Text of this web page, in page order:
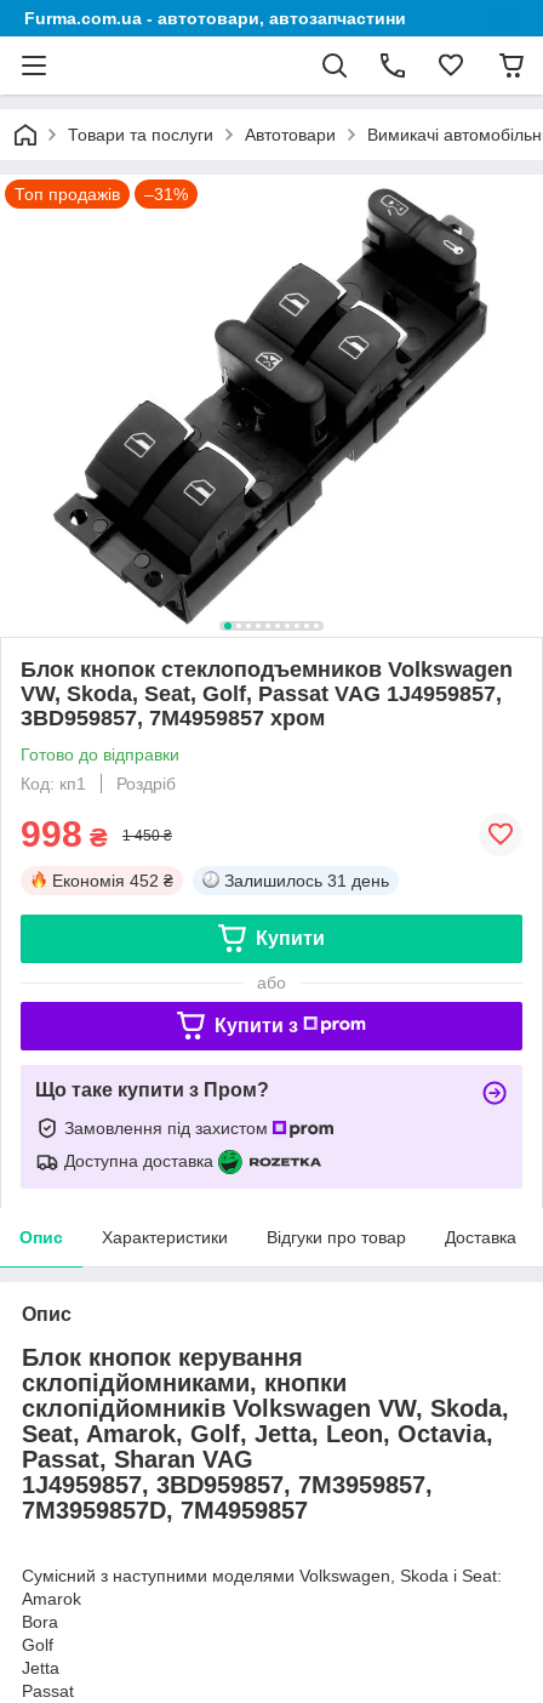
Furma.com.ua - автотовари, автозапчастини
Товари та послуги Автотовари Вимикачі
Топ продажів –31%
Блок кнопок стеклоподъемников Volkswagen
VW, Skoda, Seat, Golf, Passat VAG 1J4959857,
3BD959857, 7M4959857 хром
Готово до відправки
Код: кп1
Роздріб
998 ₴ 1 450 ₴
Економія 452 ₴ Залишилось 31 день
Купити
або
Купити з
Що таке купити з Пром?
Замовлення під захистом
Доступна доставка
Опис Характеристики Відгуки про товар Доставка
Опис
Блок кнопок керування
склопідйомниками, кнопки
склопідйомників Volkswagen VW, Skoda,
Seat, Amarok, Golf, Jetta, Leon, Octavia,
Passat, Sharan VAG
1J4959857, 3BD959857, 7M3959857,
7M3959857D, 7M4959857
Сумісний з наступними моделями Volkswagen, Skoda і Seat:
Amarok
Bora
Golf
Jetta
Passat